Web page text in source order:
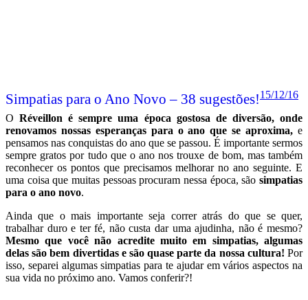
Simpatias para o Ano Novo – 38 sugestões!15/12/16
ORéveillon é sempre uma época gostosa de diversão, onde
renovamos nossas esperanças para o ano que se aproxima, e
pensamos nas conquistas do ano que se passou. É importante sermos
sempre gratos por tudo que o ano nos trouxe de bom, mas também
reconhecer os pontos que precisamos melhorar no ano seguinte. E
uma coisa que muitas pessoas procuram nessa época, são simpatias
para o ano novo.
Ainda que o mais importante seja correr atrás do que se quer,
trabalhar duro e ter fé, não custa dar uma ajudinha, não é mesmo?
Mesmo que você não acredite muito em simpatias, algumas
delas são bem divertidas e são quase parte da nossa cultura! Por
isso, separei algumas simpatias para te ajudar em vários aspectos na
sua vida no próximo ano. Vamos conferir?!